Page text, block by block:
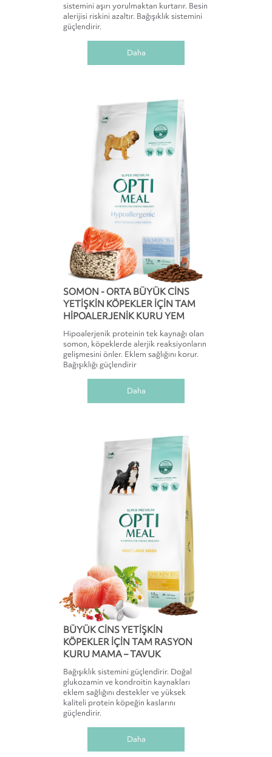
sistemini aşırı yorulmaktan kurtarır. Besin
alerijisi riskini azaltır. Bağışıklık sistemini
güçlendirir.
Daha
SOMON - ORTA BÜYÜK CINS
YETIŞKIN KÖPEKLER IÇIN TAM
HIPOALERJENIK KURU YEM
Hipoalerjenik proteinin tek kaynağı olan
somon, köpeklerde alerjik reaksiyonların
gelişmesini önler. Eklem sağlığını korur.
Bağışıklığı güçlendirir
Daha
BÜYÜK CINS YETIŞKIN
KÖPEKLER IÇIN TAM RASYON
KURU MAMA – TAVUK
Bağışıklık sistemini güçlendirir. Doğal
glukozamin ve kondroitin kaynakları
eklem sağlığını destekler ve yüksek
kaliteli protein köpeğin kaslarını
güçlendirir.
Daha